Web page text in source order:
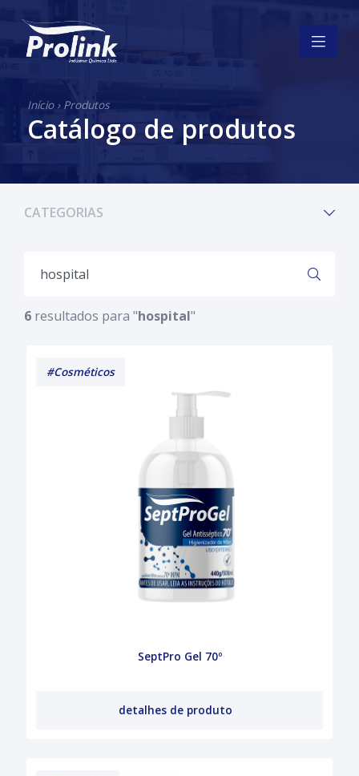
Início› Produtos
Catálogo de produtos
CATEGORIAS
6 resultados para "hospital"
SeptPro Gel 70º
detalhes de produto
#Cosméticos